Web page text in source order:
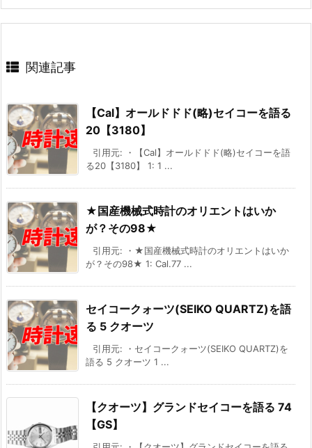
関連記事
【Cal】オールドドド(略)セイコーを語る
20【3180】
引用元: ・【Cal】オールドドド(略)セイコーを語
る20【3180】 1: 1 ...
★国産機械式時計のオリエントはいか
が？その98★
引用元: ・★国産機械式時計のオリエントはいか
が？その98★ 1: Cal.77 ...
セイコークォーツ(SEIKO QUARTZ)を語
る 5 クオーツ
引用元: ・セイコークォーツ(SEIKO QUARTZ)を
語る 5 クオーツ 1 ...
【クオーツ】グランドセイコーを語る 74
【GS】